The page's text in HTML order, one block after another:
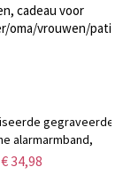
gegraveerde
alarmarmband,
armband met
€ 34,98